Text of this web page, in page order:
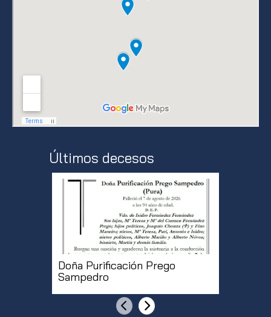
Últimos decesos
Doña Purificación Prego
Sampedro
AnteriorSiguiente